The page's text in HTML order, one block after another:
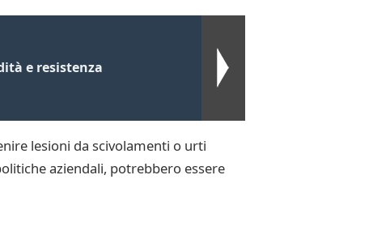
e resistenza
lesioni da scivolamenti o urti
aziendali, potrebbero essere